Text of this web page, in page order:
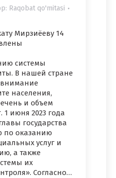
Raqobat qo'mitasi
Мирзиёеву 14
системы
В нашей стране
внимание
населения,
и объем
1 июня 2023 года
государства
по оказанию
услуг и
а также
их
Согласно…